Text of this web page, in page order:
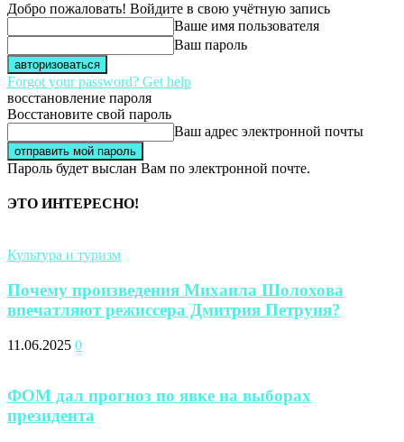
Добро пожаловать! Войдите в свою учётную запись
Ваше имя пользователя
Ваш пароль
Forgot your password? Get help
восстановление пароля
Восстановите свой пароль
Ваш адрес электронной почты
Пароль будет выслан Вам по электронной почте.
ЭТО ИНТЕРЕСНО!
Культура и туризм
Почему произведения Михаила Шолохова
впечатляют режиссера Дмитрия Петруня?
11.06.2025 0
ФОМ дал прогноз по явке на выборах
президента